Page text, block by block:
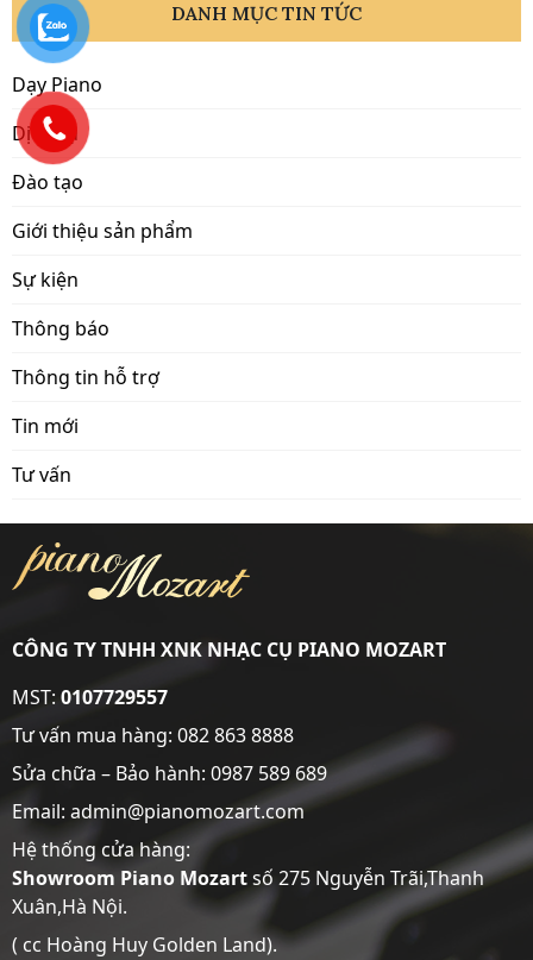
DANH MỤC TIN TỨC
Dạy Piano
Dịch vụ
Đào tạo
Giới thiệu sản phẩm
Sự kiện
Thông báo
Thông tin hỗ trợ
Tin mới
Tư vấn
CÔNG TY TNHH XNK NHẠC CỤ PIANO MOZART
MST:0107729557
Tư vấn mua hàng: 082 863 8888
Sửa chữa – Bảo hành: 0987 589 689
Email: admin@pianomozart.com
Hệ thống cửa hàng:
Showroom Piano Mozartsố 275 Nguyễn Trãi,Thanh
Xuân,Hà Nội.
( cc Hoàng Huy Golden Land).